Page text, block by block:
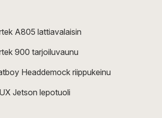
A805 lattiavalaisin
900 tarjoiluvaunu
Headdemock riippukeinu
Jetson lepotuoli